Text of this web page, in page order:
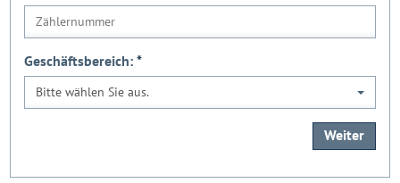
Geschäftsbereich:*
Bitte wählen Sie aus.